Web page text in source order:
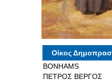
Οίκος
BONHAMS
ΠΕΤΡΟΣ ΒΕΡΓΟΣ